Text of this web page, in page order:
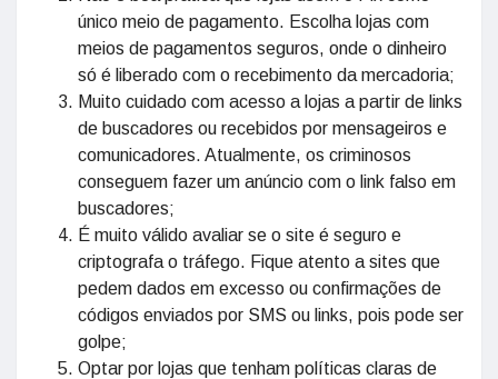
único meio de pagamento. Escolha lojas com
meios de pagamentos seguros, onde o dinheiro
só é liberado com o recebimento da mercadoria;
Muito cuidado com acesso a lojas a partir de links
de buscadores ou recebidos por mensageiros e
comunicadores. Atualmente, os criminosos
conseguem fazer um anúncio com o link falso em
buscadores;
É muito válido avaliar se o site é seguro e
criptografa o tráfego. Fique atento a sites que
pedem dados em excesso ou confirmações de
códigos enviados por SMS ou links, pois pode ser
golpe;
Optar por lojas que tenham políticas claras de